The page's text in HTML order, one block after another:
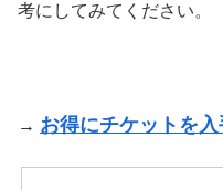
考にしてみてください。
→ お得にチケットを